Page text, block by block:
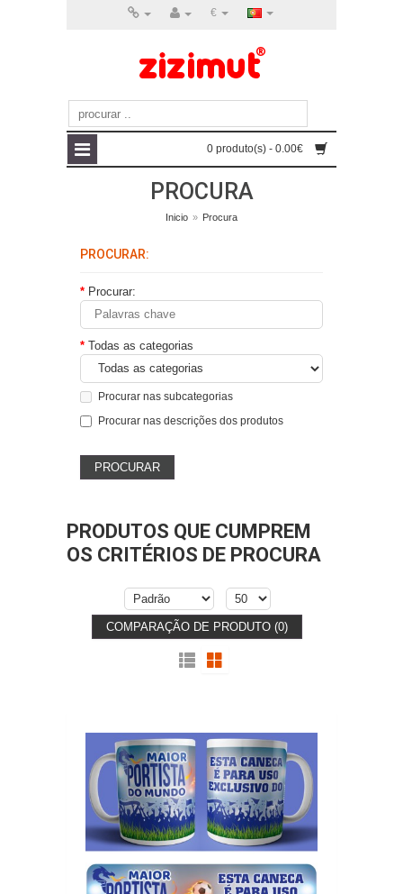
€
0 produto(s) - 0.00€
PROCURA
Inicio » Procura
PROCURAR:
Procurar:
Todas as categorias
Procurar nas subcategorias
Procurar nas descrições dos produtos
PRODUTOS QUE CUMPREM
OS CRITÉRIOS DE PROCURA
COMPARAÇÃO DE PRODUTO (0)